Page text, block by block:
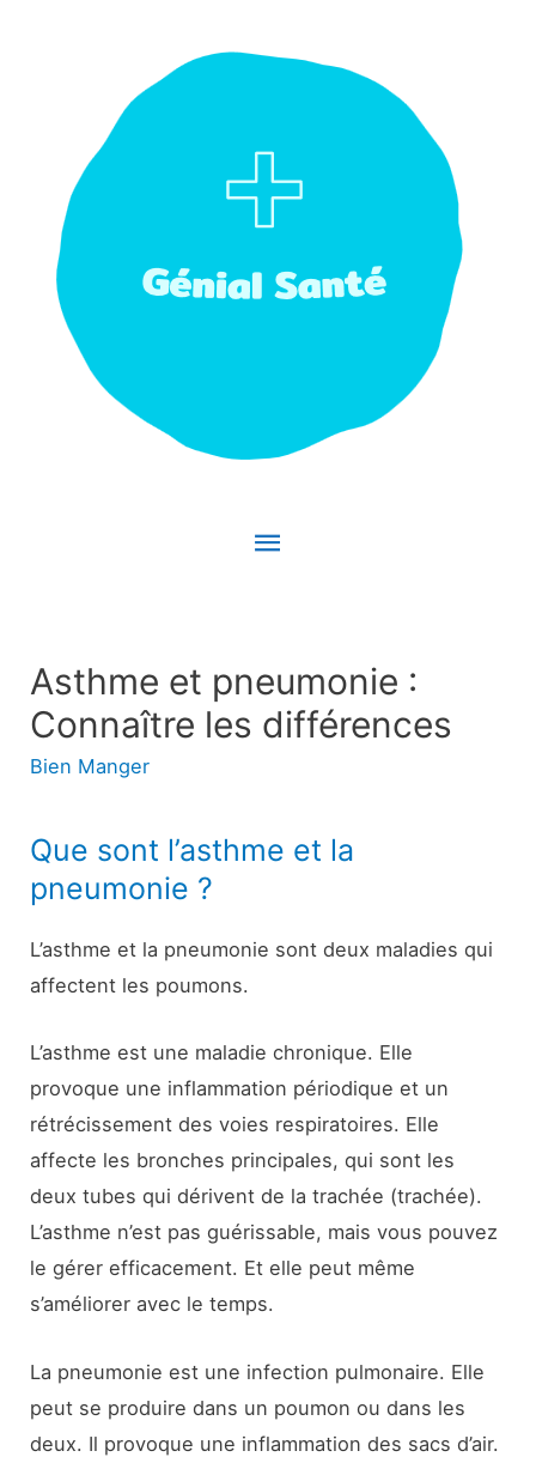
Menu
Asthme et pneumonie :
Connaître les différences
Bien Manger
Que sont l’asthme et la
pneumonie ?
L’asthme et la pneumonie sont deux maladies qui
affectent les poumons.
L’asthme est une maladie chronique. Elle
provoque une inflammation périodique et un
rétrécissement des voies respiratoires. Elle
affecte les bronches principales, qui sont les
deux tubes qui dérivent de la trachée (trachée).
L’asthme n’est pas guérissable, mais vous pouvez
le gérer efficacement. Et elle peut même
s’améliorer avec le temps.
La pneumonie est une infection pulmonaire. Elle
peut se produire dans un poumon ou dans les
deux. Il provoque une inflammation des sacs d’air.